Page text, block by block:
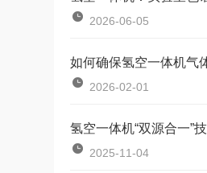
2026-06-05
2026-02-01
氢空一体机“双源合一”
2025-11-04